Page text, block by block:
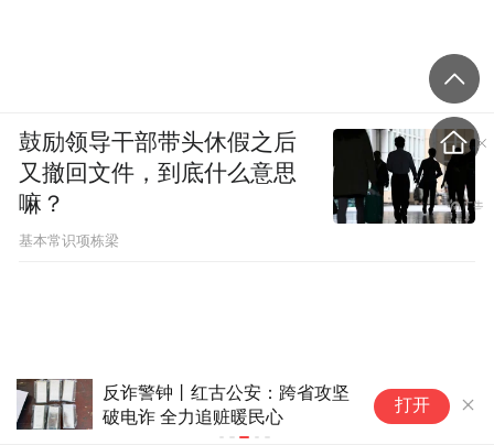
趣味网络安全课程进社区，为青
少年筑牢数字“防护墙”
打开
鼓励领导干部带头休假之后
又撤回文件，到底什么意思
嘛？
基本常识项栋梁